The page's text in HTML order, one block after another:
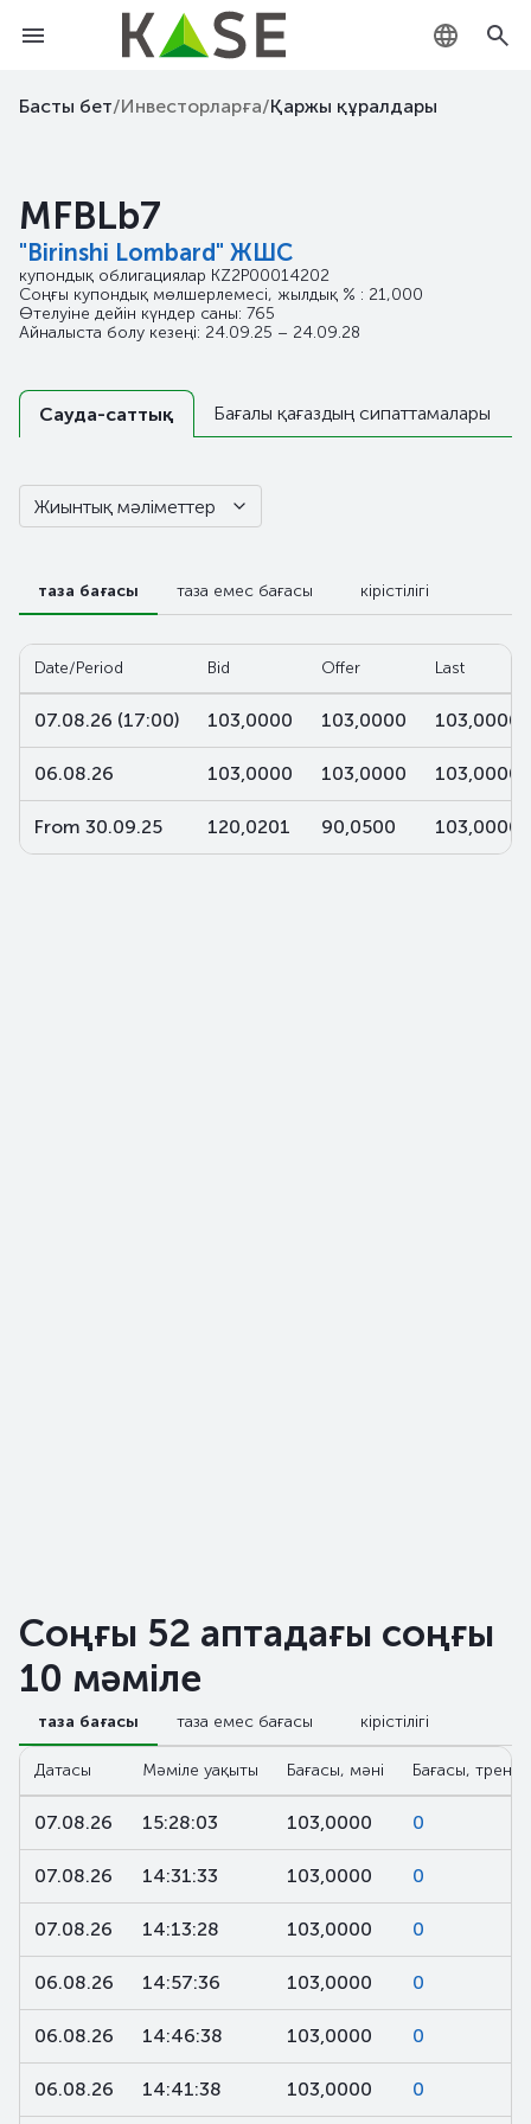
KZ
Басты бет/Инвесторларға/Қаржы құралдары
MFBLb7
"Birinshi Lombard" ЖШС
купондық облигациялар KZ2P00014202
Соңғы купондық мөлшерлемесі, жылдық % : 21,000
Өтелуіне дейін күндер саны: 765
Айналыста болу кезеңі: 24.09.25 – 24.09.28
Сауда-саттық Бағалы қағаздың сипаттамалары
Жиынтық мәліметтер
таза бағасы таза емес бағасы кірістілігі
Date/Period Bid Offer Last
07.08.26 (17:00) 103,0000 103,0000 103,0000
06.08.26 103,0000 103,0000 103,0000
From 30.09.25 120,0201 90,0500 103,0000
Соңғы 52 аптадағы соңғы
10 мәміле
таза бағасы таза емес бағасы кірістілігі
Датасы Мәміле уақыты Бағасы, мәні Бағасы, тренд,
07.08.26 15:28:03 103,0000 0
07.08.26 14:31:33 103,0000 0
07.08.26 14:13:28 103,0000 0
06.08.26 14:57:36 103,0000 0
06.08.26 14:46:38 103,0000 0
06.08.26 14:41:38 103,0000 0